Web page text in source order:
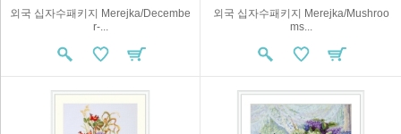
외국 십자수패키지 Merejka/Decembe
r-...
외국 십자수패키지 Merejka/Mushroo
ms...